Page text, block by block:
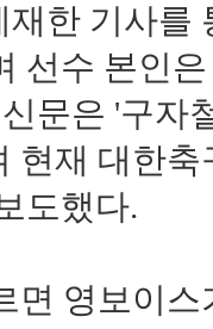
재한 기사를
선수 본인
문은 '구자
현재 대한
도했다.
면 영보이